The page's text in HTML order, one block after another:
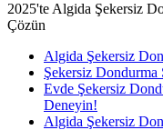
2025'te Algida Şekersiz
Çözün
Algida Şekersiz
Şekersiz
Evde Şekersiz
Deneyin!
Algida Şekersiz